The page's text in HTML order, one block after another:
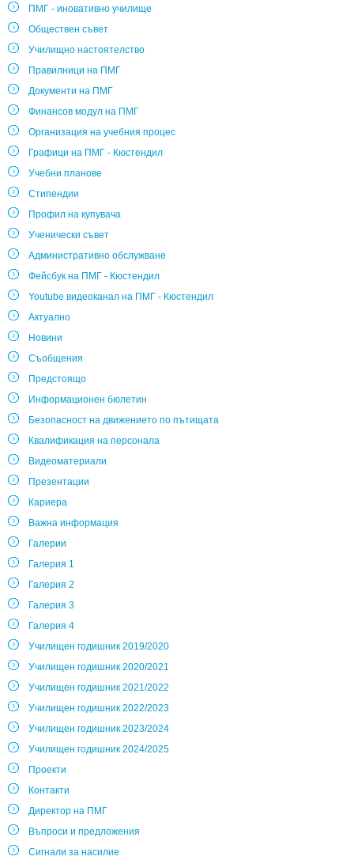
ПМГ - иновативно училище
Обществен съвет
Училищно настоятелство
Правилници на ПМГ
Документи на ПМГ
Финансов модул на ПМГ
Организация на учебния процес
Графици на ПМГ - Кюстендил
Учебни планове
Стипендии
Профил на купувача
Ученически съвет
Административно обслужване
Фейсбук на ПМГ - Кюстендил
Youtube видеоканал на ПМГ - Кюстендил
Актуално
Новини
Съобщения
Предстоящо
Информационен бюлетин
Безопасност на движението по пътищата
Квалификация на персонала
Видеоматериали
Презентации
Кариера
Важна информация
Галерии
Галерия 1
Галерия 2
Галерия 3
Галерия 4
Училищен годишник 2019/2020
Училищен годишник 2020/2021
Училищен годишник 2021/2022
Училищен годишник 2022/2023
Училищен годишник 2023/2024
Училищен годишник 2024/2025
Проекти
Контакти
Директор на ПМГ
Въпроси и предложения
Сигнали за насилие